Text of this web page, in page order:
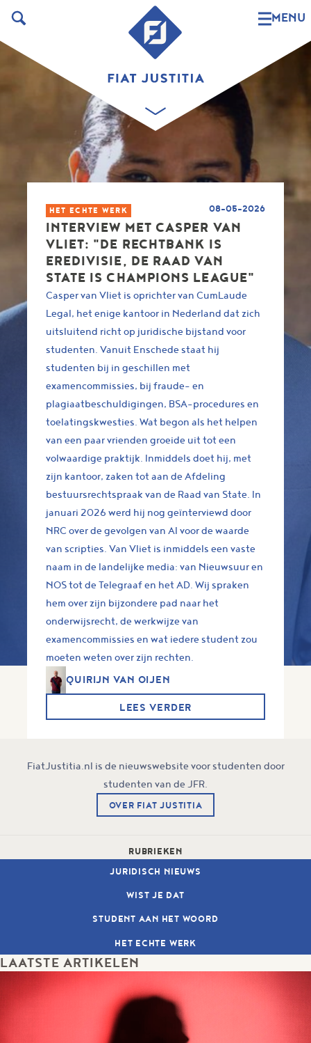
MENU
INTERVIEW MET CASPER VAN
VLIET: "DE RECHTBANK IS
EREDIVISIE, DE RAAD VAN
STATE IS CHAMPIONS LEAGUE"
HET ECHTE WERK 08-05-2026
Casper van Vliet is oprichter van CumLaude
Legal, het enige kantoor in Nederland dat zich
uitsluitend richt op juridische bijstand voor
studenten. Vanuit Enschede staat hij
studenten bij in geschillen met
examencommissies, bij fraude- en
plagiaatbeschuldigingen, BSA-procedures en
toelatingskwesties. Wat begon als het helpen
van een paar vrienden groeide uit tot een
volwaardige praktijk. Inmiddels doet hij, met
zijn kantoor, zaken tot aan de Afdeling
bestuursrechtspraak van de Raad van State. In
januari 2026 werd hij nog geïnterviewd door
NRC over de gevolgen van AI voor de waarde
van scripties. Van Vliet is inmiddels een vaste
naam in de landelijke media: van Nieuwsuur en
NOS tot de Telegraaf en het AD. Wij spraken
hem over zijn bijzondere pad naar het
onderwijsrecht, de werkwijze van
examencommissies en wat iedere student zou
moeten weten over zijn rechten.
QUIRIJN VAN OIJEN
LEES VERDER
FiatJustitia.nl is de nieuwswebsite voor studenten door
studenten van de JFR.
OVER FIAT JUSTITIA
RUBRIEKEN
JURIDISCH NIEUWS
WIST JE DAT
STUDENT AAN HET WOORD
HET ECHTE WERK
LAATSTE ARTIKELEN